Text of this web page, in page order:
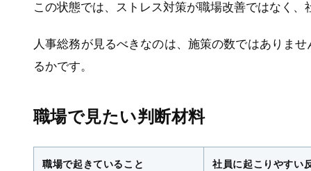
この状態では、ストレス対策が職場改善ではなく
人事総務が見るべきなのは、施策の数ではありま
るかです。
職場で見たい判断材料
職場で起きていること 社員に起こりやすい